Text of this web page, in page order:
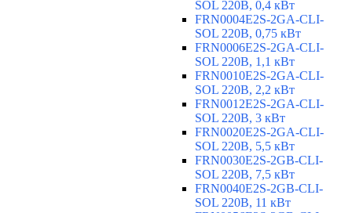
SOL 220В, 0,4 кВт
FRN0004E2S-2GA-CLI-
SOL 220В, 0,75 кВт
FRN0006E2S-2GA-CLI-
SOL 220В, 1,1 кВт
FRN0010E2S-2GA-CLI-
SOL 220В, 2,2 кВт
FRN0012E2S-2GA-CLI-
SOL 220В, 3 кВт
FRN0020E2S-2GA-CLI-
SOL 220В, 5,5 кВт
FRN0030E2S-2GB-CLI-
SOL 220В, 7,5 кВт
FRN0040E2S-2GB-CLI-
SOL 220В, 11 кВт